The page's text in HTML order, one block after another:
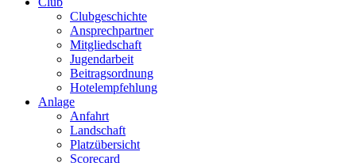
Clubgeschichte
Ansprechpartner
Mitgliedschaft
Jugendarbeit
Beitragsordnung
Hotelempfehlung
Anlage
Anfahrt
Landschaft
Platzübersicht
Scorecard